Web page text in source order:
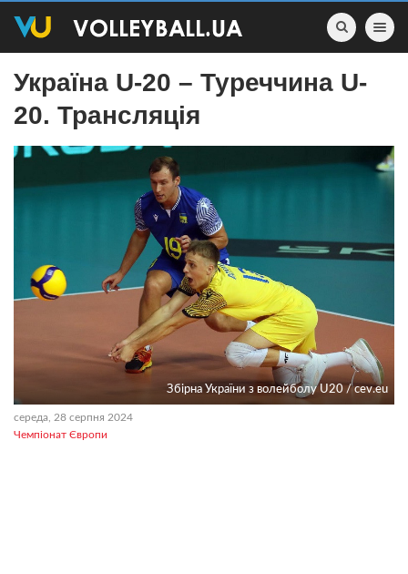
Toggle
Україна U-20 – Туреччина U-
20. Трансляція
Збірна України з волейболу U20 / cev.eu
середа, 28 серпня 2024
Чемпіонат Європи